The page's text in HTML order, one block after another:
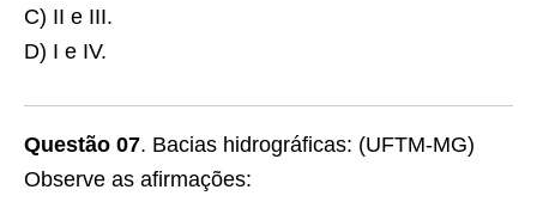
C) II e III.
D) I e IV.
Questão 07. Bacias hidrográficas: (UFTM-MG)
Observe as afirmações: